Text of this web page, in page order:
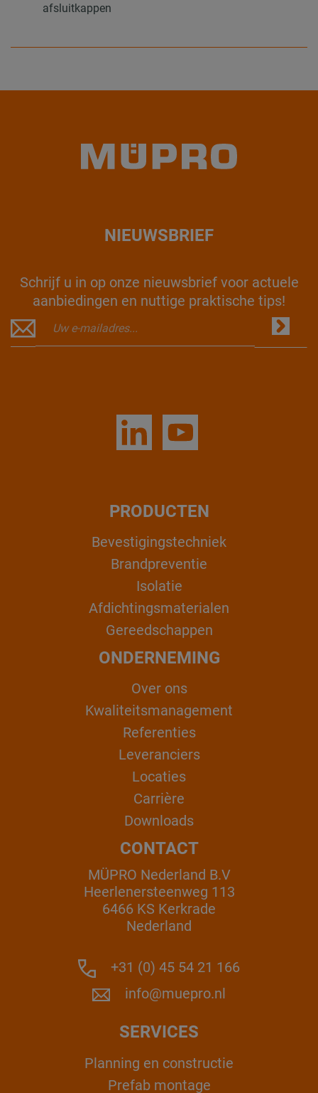
afsluitkappen
NIEUWSBRIEF
Schrijf u in op onze nieuwsbrief voor actuele
aanbiedingen en nuttige praktische tips!
PRODUCTEN
Bevestigingstechniek
Brandpreventie
Isolatie
Afdichtingsmaterialen
Gereedschappen
ONDERNEMING
Over ons
Kwaliteitsmanagement
Referenties
Leveranciers
Locaties
Carrière
Downloads
CONTACT
MÜPRO Nederland B.V
Heerlenersteenweg 113
6466 KS Kerkrade
Nederland
+31 (0) 45 54 21 166
info@muepro.nl
SERVICES
Planning en constructie
Prefab montage